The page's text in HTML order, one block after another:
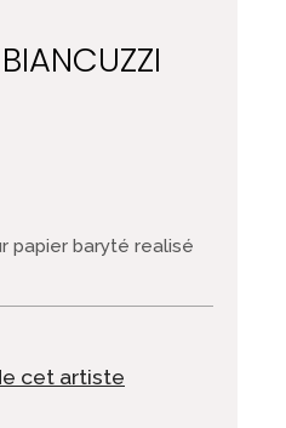
papier baryté realisé
cet artiste